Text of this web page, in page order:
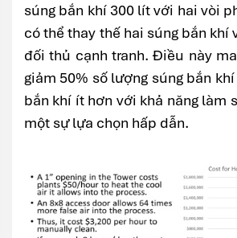
súng bắn khí 300 lít với hai vòi
có thể thay thế hai súng bắn khí
đối thủ cạnh tranh. Điều này
giảm 50% số lượng súng bắn
bắn khí ít hơn với khả năng làm
một sự lựa chọn hấp dẫn.